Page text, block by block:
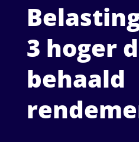
3 hoger
behaald